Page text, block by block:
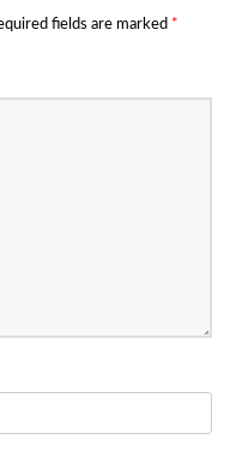
fields are marked *